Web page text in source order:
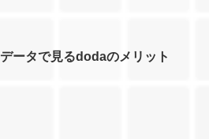
データで見るdodaのメリット